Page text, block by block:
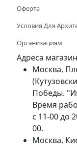
Оферта
Условия Для
Организациям
Адреса
Москва,
Победы.
Время
с 11-00 до
00.
Москва,